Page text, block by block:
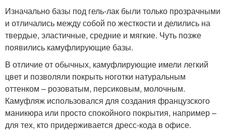
Изначально базы под гель-лак были только прозрачными
и отличались между собой по жесткости и делились на
твердые, эластичные, средние и мягкие. Чуть позже
появились камуфлирующие базы.
В отличие от обычных, камуфлирующие имели легкий
цвет и позволяли покрыть ноготки натуральным
оттенком – розоватым, персиковым, молочным.
Камуфляж использовался для создания французского
маникюра или просто спокойного покрытия, например –
для тех, кто придерживается дресс-кода в офисе.